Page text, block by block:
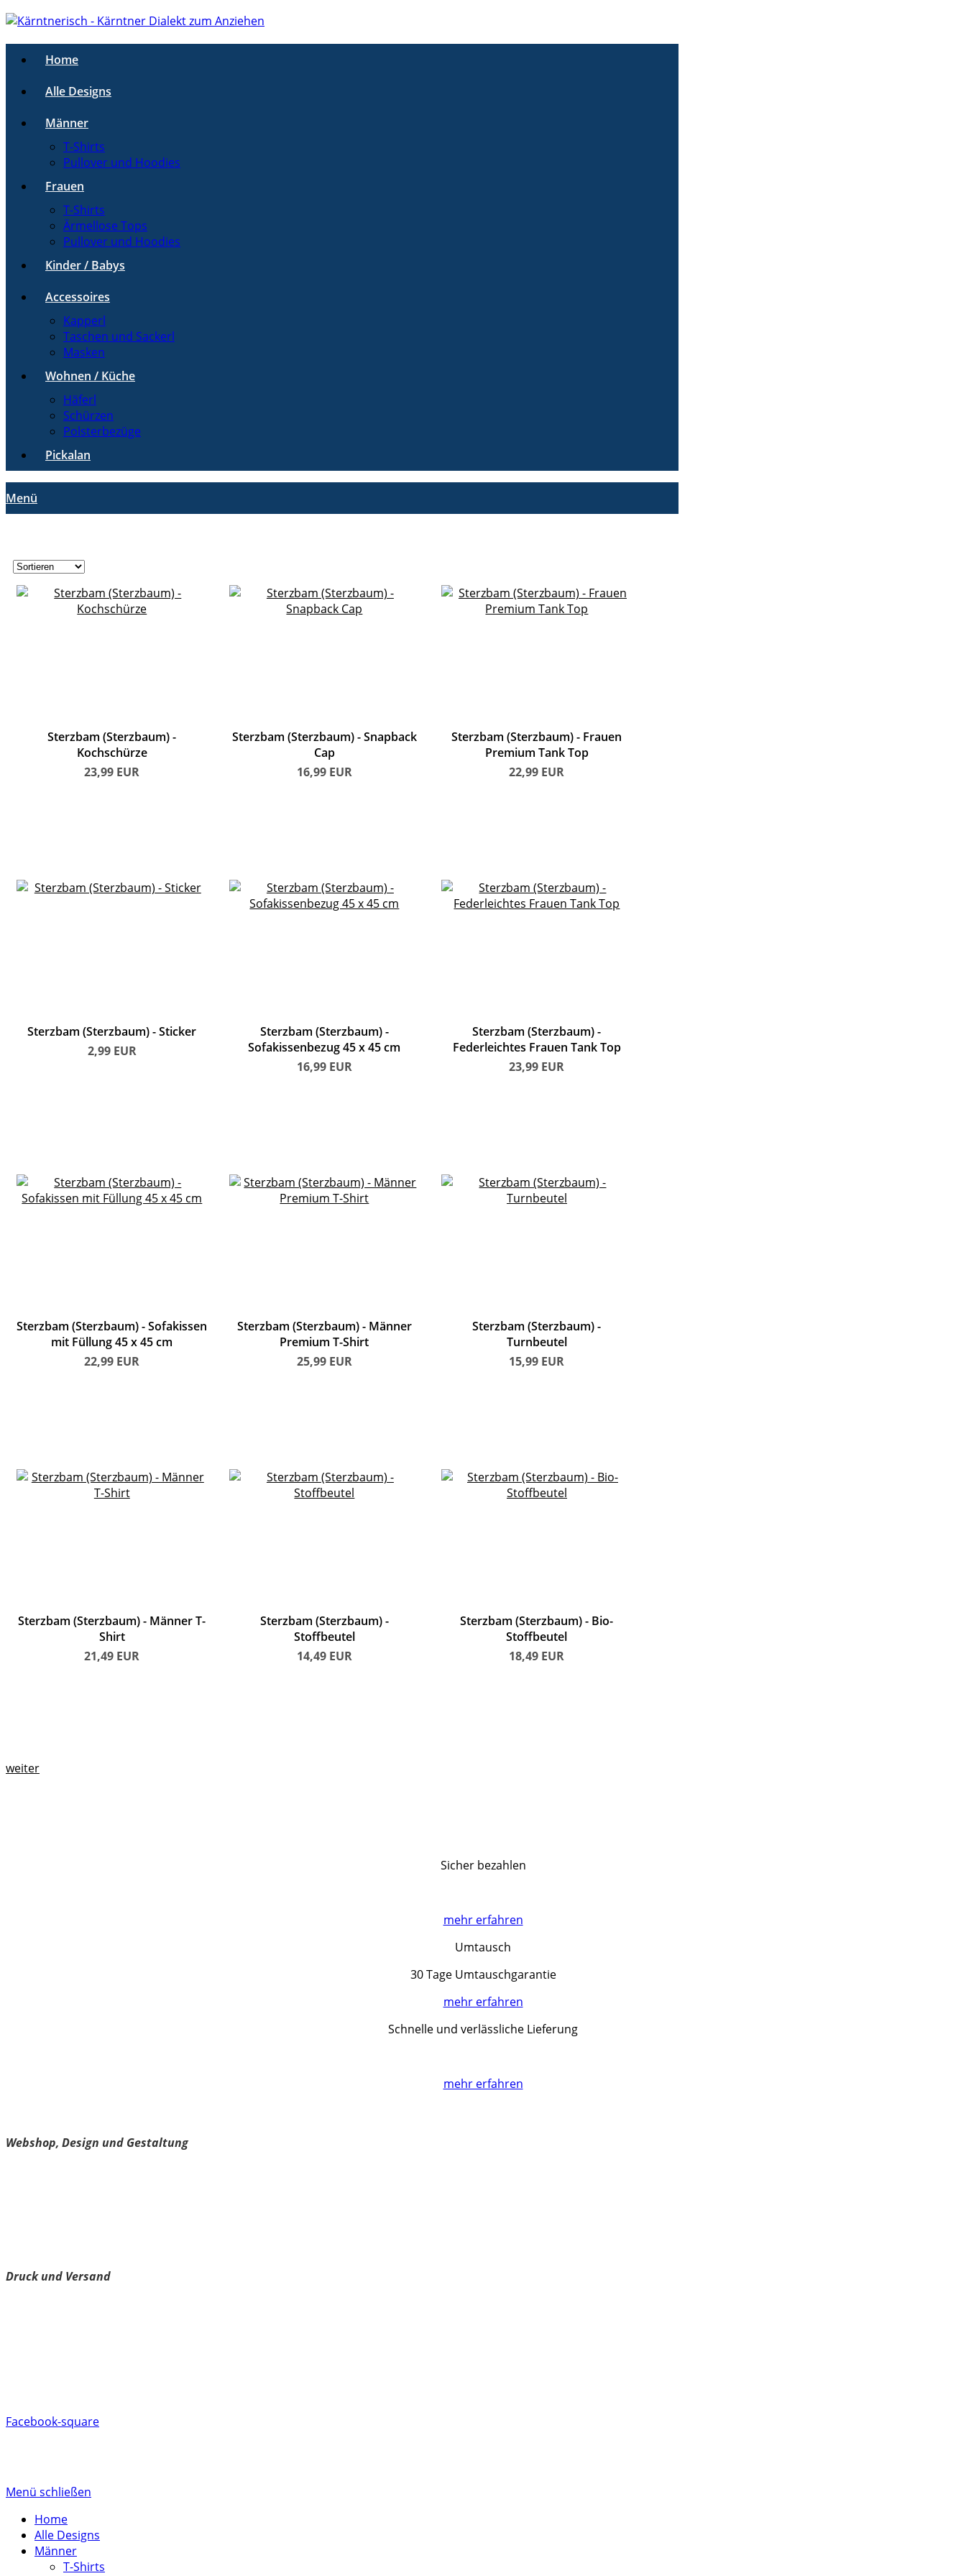
Home
Alle Designs
Männer
T-Shirts
Pullover und Hoodies
Frauen
T-Shirts
Ärmellose Tops
Pullover und Hoodies
Kinder / Babys
Accessoires
Kapperl
Taschen und Sackerl
Masken
Wohnen / Küche
Häferl
Schürzen
Polsterbezüge
Pickalan
Menü
Sterzbam (Sterzbaum)
Kochschürze
23,99 EUR
Sterzbam (Sterzbaum) Snapback
Cap
16,99 EUR
Sterzbam (Sterzbaum)
Frauen
Premium Tank Top
22,99 EUR
Sterzbam (Sterzbaum) Sticker
2,99 EUR
Sterzbam (Sterzbaum)
Sofakissenbezug 45 x 45 cm
16,99 EUR
Sterzbam (Sterzbaum)
Federleichtes Frauen Tank Top
23,99 EUR
Sterzbam (Sterzbaum) Sofakissen
mit Füllung 45 x 45 cm
22,99 EUR
Sterzbam (Sterzbaum) Männer
Premium T-Shirt
25,99 EUR
Sterzbam (Sterzbaum)
Turnbeutel
15,99 EUR
Sterzbam (Sterzbaum)
Männer T-
Shirt
21,49 EUR
Sterzbam (Sterzbaum)
Stoffbeutel
14,49 EUR
Sterzbam (Sterzbaum)
Bio-
Stoffbeutel
18,49 EUR
weiter
Sicher bezahlen
mehr erfahren
Umtausch
30 Tage Umtauschgarantie
mehr erfahren
Schnelle und verlässliche Lieferung
mehr erfahren
Webshop, Design und Gestaltung
Druck und Versand
Facebook-square
Menü schließen
Home
Alle Designs
Männer
T-Shirts